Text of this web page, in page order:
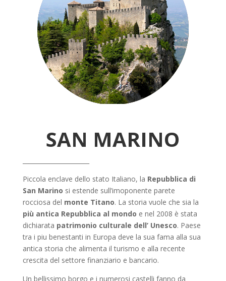
SAN MARINO
Piccola enclave dello stato Italiano, la Repubblica di
San Marino si estende sull’imoponente parete
rocciosa del monte Titano. La storia vuole che sia la
più antica Repubblica al mondo e nel 2008 è stata
dichiarata patrimonio culturale dell’ Unesco. Paese
tra i piu benestanti in Europa deve la sua fama alla sua
antica storia che alimenta il turismo e alla recente
crescita del settore finanziario e bancario.
Un bellissimo borgo e i numerosi castelli fanno da